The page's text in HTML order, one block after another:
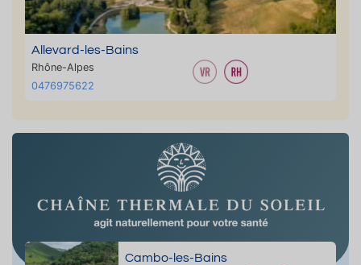
Allevard-les-Bains
Rhône-Alpes
0476975622
Cambo-les-Bains